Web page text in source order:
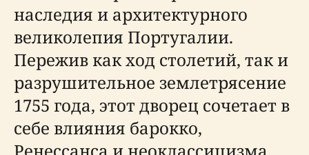
наследия и архитектурного
великолепия Португалии.
Пережив как ход столетий, так и
разрушительное землетрясение
1755 года, этот дворец сочетает в
себе влияния барокко,